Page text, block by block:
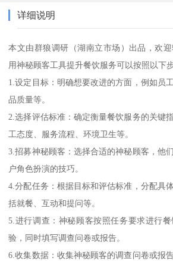
详细说明
本文由群狼调研（湖南立市场）出品，欢
用神秘顾客工具提升餐饮服务可以按照以下
1.设定目标：明确想要改进的方面，例如员
品质量等。
2.选择评估标准：确定衡量餐饮服务的关键
工态度、服务流程、环境卫生等。
3.招募神秘顾客：选择合适的神秘顾客，他
户角色扮演的技巧。
4.分配任务：根据目标和评估标准，分配具
括就餐、互动和提问等。
5.进行调查：神秘顾客按照任务要求进行
验，同时填写调查问卷或报告。
6.收集数据：收集神秘顾客的调查问卷或报